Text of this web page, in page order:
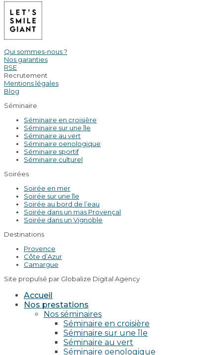
Qui sommes-nous ?
Nos garanties
RSE
Recrutement
Mentions légales
Blog
Séminaire
Séminaire en croisière
Séminaire sur une île
Séminaire au vert
Séminaire oenologique
Séminaire sportif
Séminaire culturel
Soirées
Soirée en mer
Soirée sur une île
Soirée au bord de l’eau
Soirée dans un mas Provençal
Soirée dans un Vignoble
Destinations
Provence
Côte d’Azur
Camargue
Site propulsé par Globalize Digital Agency
Accueil
Nos prestations
Nos séminaires
Séminaire en croisière
Séminaire sur une île
Séminaire au vert
Séminaire oenologique